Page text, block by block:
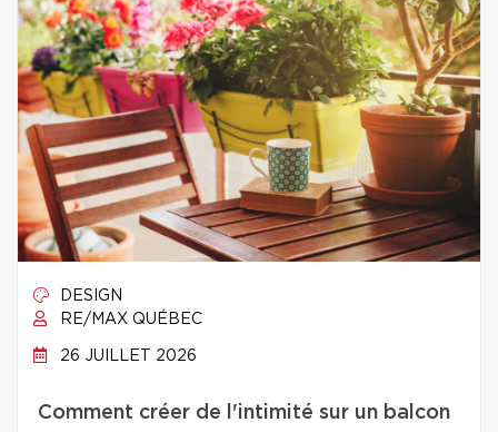
DESIGN
RE/MAX QUÉBEC
26 JUILLET 2026
Comment créer de l'intimité sur un balcon